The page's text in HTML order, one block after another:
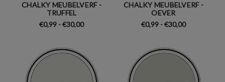
CHALKY MEUBELVERF -
TRUFFEL
€0,99 - €30,00
CHALKY MEUBELVERF -
OEVER
€0,99 - €30,00